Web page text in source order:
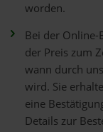
worden.
Bei der
der Preis zum
wann durch
wird. Sie
eine
Details zur